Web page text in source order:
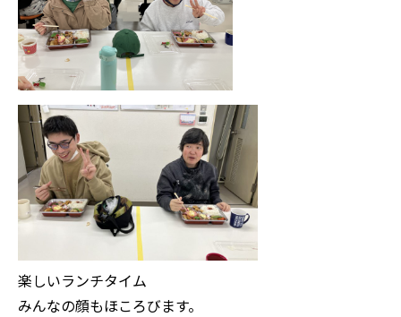
楽しいランチタイム
みんなの顔もほころびます。